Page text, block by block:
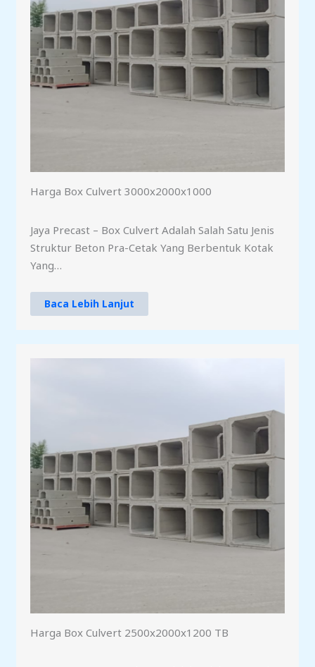
Harga Box Culvert 3000x2000x1000
Jaya Precast – Box Culvert Adalah Salah Satu Jenis
Struktur Beton Pra-Cetak Yang Berbentuk Kotak
Yang…
Baca Lebih Lanjut
Harga Box Culvert 2500x2000x1200 TB